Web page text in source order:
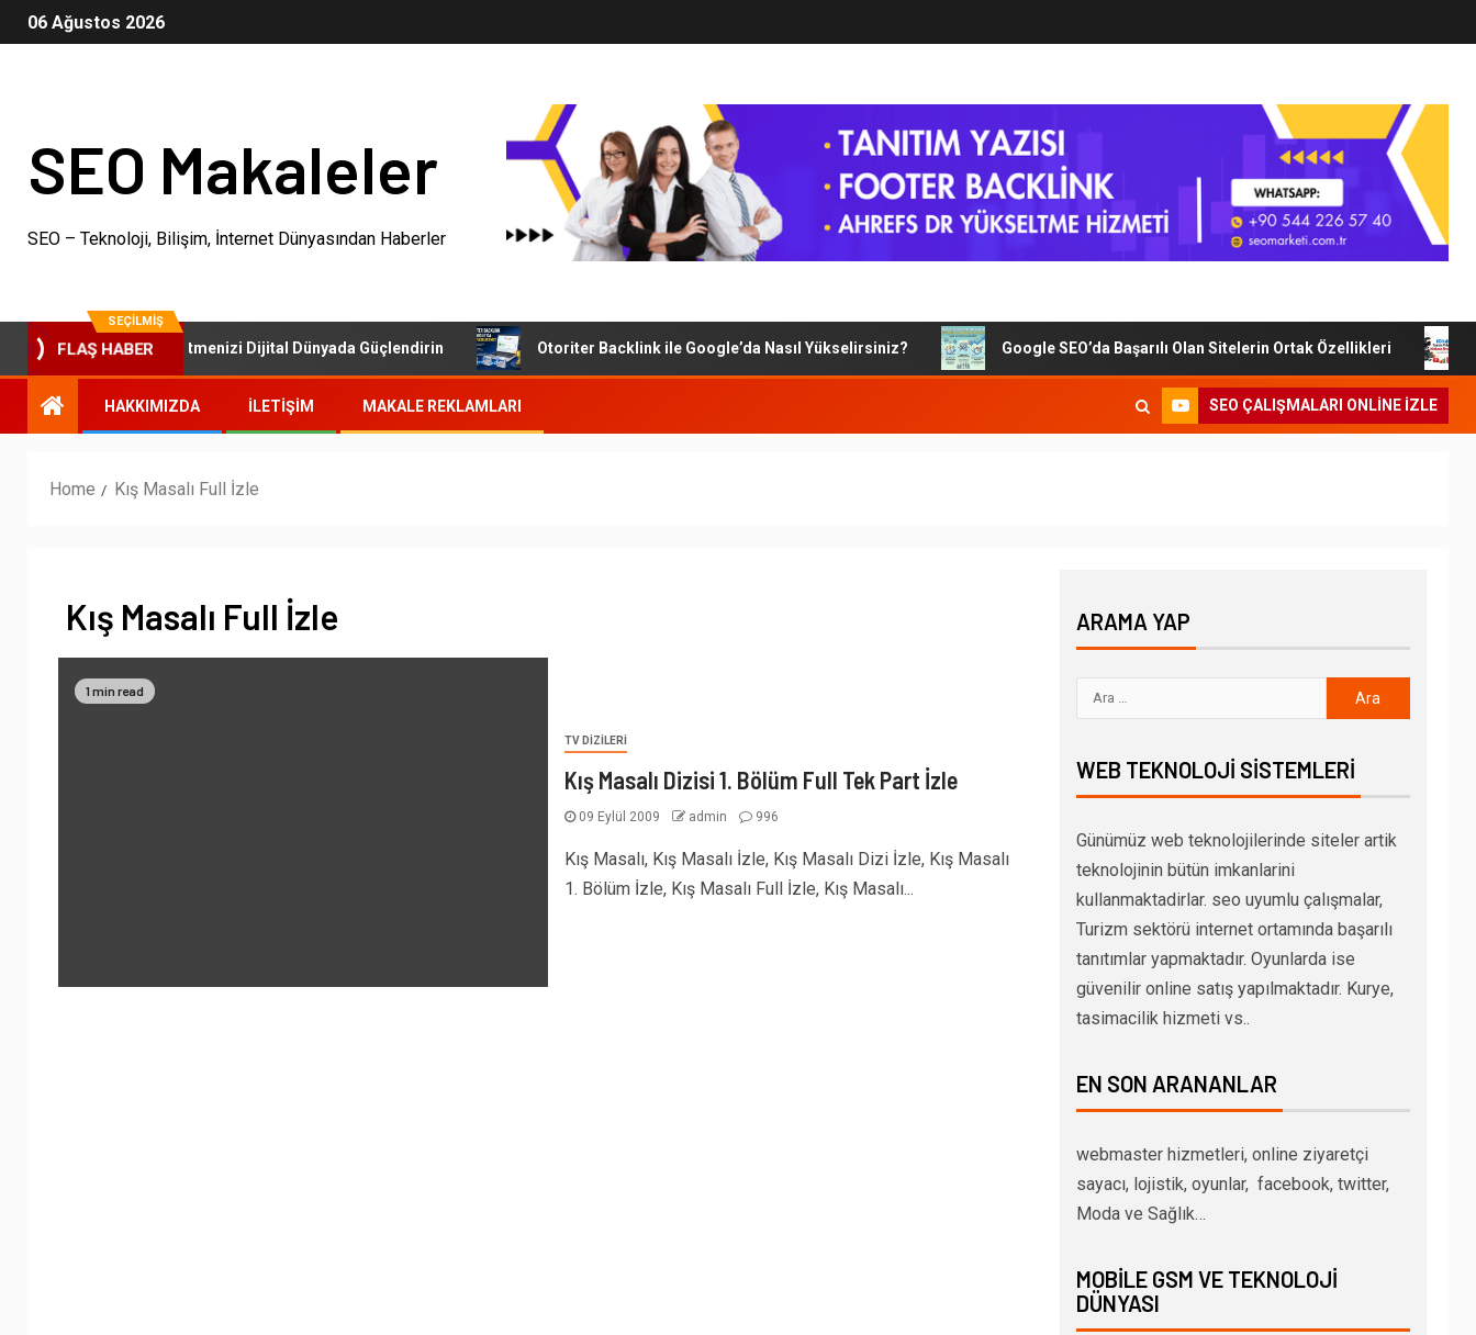
06 Ağustos 2026
SEO Makaleler
SEO – Teknoloji, Bilişim, İnternet Dünyasından Haberler
SEÇILMIŞ
FLAŞ HABER
SEO Paketleri: İşletmenizi Dijital Dünyada Güçlendirin Otoriter Backlink ile Google’da Nasıl Yükselirsiniz? Google SEO’da Başarılı Olan Sitelerin Ortak Özellikleri
HAKKIMIZDA İLETIŞIM MAKALE REKLAMLARI SEO ÇALIŞMALARI ONLINE IZLE
Home Kış Masalı Full İzle
Kış Masalı Full İzle
1 min read
TV DIZILERI
Kış Masalı Dizisi 1. Bölüm Full Tek Part İzle
09 Eylül 2009 admin 996
Kış Masalı, Kış Masalı İzle, Kış Masalı Dizi İzle, Kış Masalı
1. Bölüm İzle, Kış Masalı Full İzle, Kış Masalı...
ARAMA YAP
WEB TEKNOLOJI SISTEMLERI
Günümüz web teknolojilerinde siteler artik
teknolojinin bütün imkanlarini
kullanmaktadirlar. seo uyumlu çalışmalar,
Turizm sektörü internet ortamında başarılı
tanıtımlar yapmaktadır. Oyunlarda ise
güvenilir online satış yapılmaktadır. Kurye,
tasimacilik hizmeti vs..
EN SON ARANANLAR
webmaster hizmetleri, online ziyaretçi
sayacı, lojistik, oyunlar, facebook, twitter,
Moda ve Sağlık…
MOBILE GSM VE TEKNOLOJI
DÜNYASI